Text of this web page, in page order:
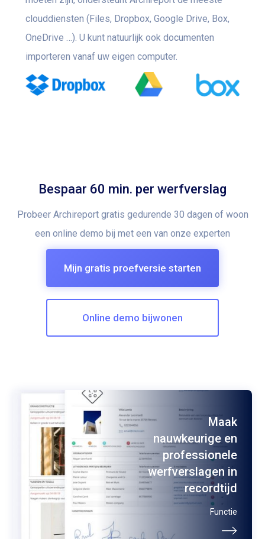
clouddiensten (Files, Dropbox, Google Drive, Box,
OneDrive …). U kunt natuurlijk ook documenten
importeren vanaf uw eigen computer.
Bespaar 60 min. per werfverslag
Probeer Archireport gratis gedurende 30 dagen of woon
een online demo bij met een van onze experten
Mijn gratis proefversie starten
Online demo bijwonen
Maak
nauwkeurige en
professionele
werfverslagen in
recordtijd
Functie